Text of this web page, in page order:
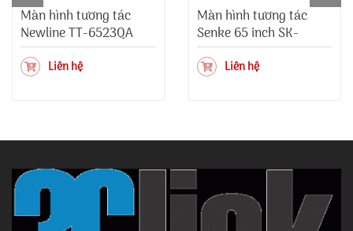
Màn hình tương tác
Newline TT-6523QA
Liên hệ
Màn hình tương tác
Senke 65 inch SK-
65GBH1
Liên hệ